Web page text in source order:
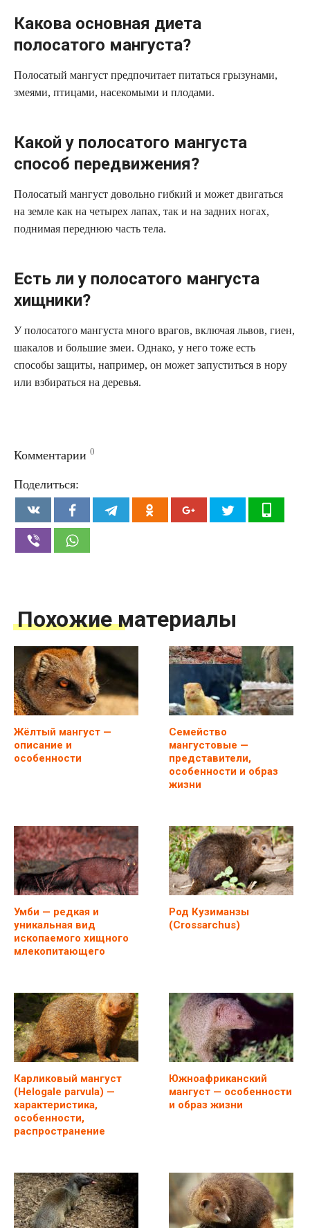
Какова основная диета
полосатого мангуста?
Полосатый мангуст предпочитает питаться грызунами,
змеями, птицами, насекомыми и плодами.
Какой у полосатого мангуста
способ передвижения?
Полосатый мангуст довольно гибкий и может двигаться
на земле как на четырех лапах, так и на задних ногах,
поднимая переднюю часть тела.
Есть ли у полосатого мангуста
хищники?
У полосатого мангуста много врагов, включая львов, гиен,
шакалов и большие змеи. Однако, у него тоже есть
способы защиты, например, он может запуститься в нору
или взбираться на деревья.
Комментарии 0
Поделиться:
Похожие материалы
Жёлтый мангуст —
описание и
особенности
Семейство
мангустовые —
представители,
особенности и образ
жизни
Умби — редкая и
уникальная вид
ископаемого хищного
млекопитающего
Род Кузиманзы
(Crossarchus)
Карликовый мангуст
(Helogale parvula) —
характеристика,
особенности,
распространение
Южноафриканский
мангуст — особенности
и образ жизни